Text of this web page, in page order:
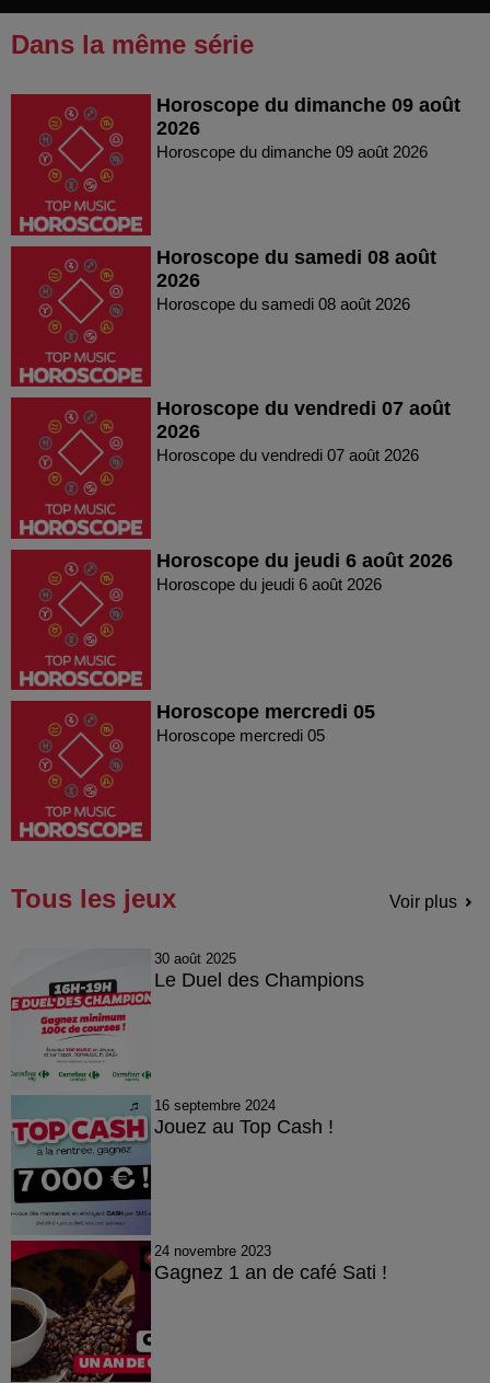
Dans la même série
Horoscope du dimanche 09 août
2026
Horoscope du dimanche 09 août 2026
Horoscope du samedi 08 août
2026
Horoscope du samedi 08 août 2026
Horoscope du vendredi 07 août
2026
Horoscope du vendredi 07 août 2026
Horoscope du jeudi 6 août 2026
Horoscope du jeudi 6 août 2026
Horoscope mercredi 05
Horoscope mercredi 05
Tous les jeux Voir plus
30 août 2025
Le Duel des Champions
16 septembre 2024
Jouez au Top Cash !
24 novembre 2023
Gagnez 1 an de café Sati !